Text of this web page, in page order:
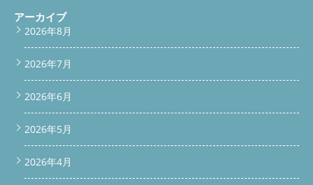
アーカイブ
2026年8月
2026年7月
2026年6月
2026年5月
2026年4月